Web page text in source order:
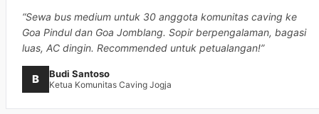
“Sewa bus medium untuk 30 anggota komunitas caving ke
Goa Pindul dan Goa Jomblang. Sopir berpengalaman, bagasi
luas, AC dingin. Recommended untuk petualangan!”
B Budi Santoso
Ketua Komunitas Caving Jogja